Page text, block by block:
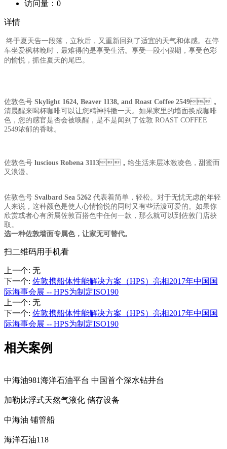
访问量： 0
详情
终于夏天告一段落，立秋后，又重新回到了适宜的天气和体感。在停
车坐爱枫林晚时，最难得的是享受生活。享受一段小假期，享受色彩
的愉悦，抓住夏天的尾巴。
佐敦色号 Skylight 1624, Beaver 1138, and Roast Coffee 2549，
清晨醒来喝杯咖啡可以让您精神抖擞一天。如果家里的墙面换成咖啡
色，您的感官是否会被唤醒，是不是闻到了佐敦 ROAST COFFEE
2549浓郁的香味。
佐敦色号 luscious Robena 3113，给生活来层冰激凌色，甜蜜而
又浪漫。
佐敦色号 Svalbard Sea 5262 代表着简单，轻松。对于无忧无虑的年轻
人来说，这种颜色是使人心情愉悦的同时又有些活泼可爱的。如果你
欣赏或者心有所属佐敦百搭色中任何一款，那么就可以到佐敦门店获
取。
选一种佐敦墙面专属色，让家无可替代。
扫二维码用手机看
上一个: 无
下一个: 佐敦携船体性能解决方案（HPS）亮相2017年中国国
际海事会展 -- HPS为制定ISO190
上一个: 无
下一个: 佐敦携船体性能解决方案（HPS）亮相2017年中国国
际海事会展 -- HPS为制定ISO190
相关案例
中海油981海洋石油平台 中国首个深水钻井台
加勒比浮式天然气液化 储存设备
中海油 铺管船
海洋石油118